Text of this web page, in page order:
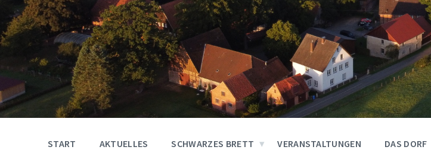
START AKTUELLES SCHWARZES BRETT VERANSTALTUNGEN DAS DORF